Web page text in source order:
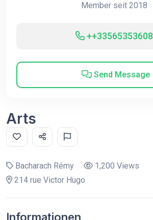
Member seit 2018
++33565353608
Send Message
Arts
Bacharach Rémy
1,200 Views
214 rue Victor Hugo
Informationen